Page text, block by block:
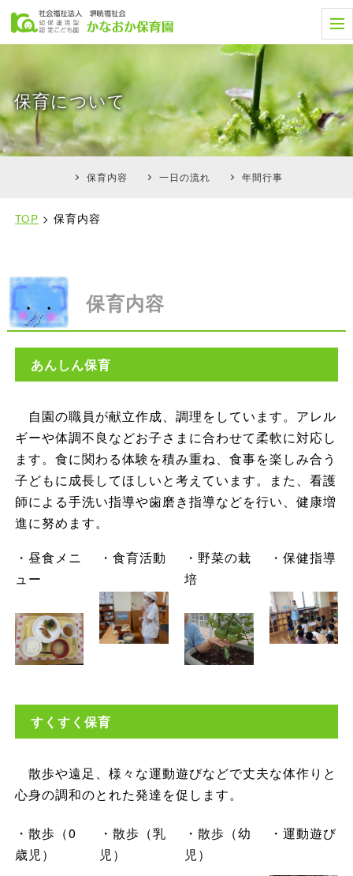
t
o
e
n
a
v
g
a
保育について
保育内容 一日の流れ 年間行事
TOP > 保育内容
保育内容
あんしん保育
自園の職員が献立作成、調理をしています。アレル
ギーや体調不良などお子さまに合わせて柔軟に対応し
ます。食に関わる体験を積み重ね、食事を楽しみ合う
子どもに成長してほしいと考えています。また、看護
師による手洗い指導や歯磨き指導などを行い、健康増
進に努めます。
・昼食メニ
ュー
・食育活動
・野菜の栽
培
・保健指導
すくすく保育
散歩や遠足、様々な運動遊びなどで丈夫な体作りと
心身の調和のとれた発達を促します。
・散歩（0
歳児）
・散歩（乳
児）
・散歩（幼
児）
・運動遊び